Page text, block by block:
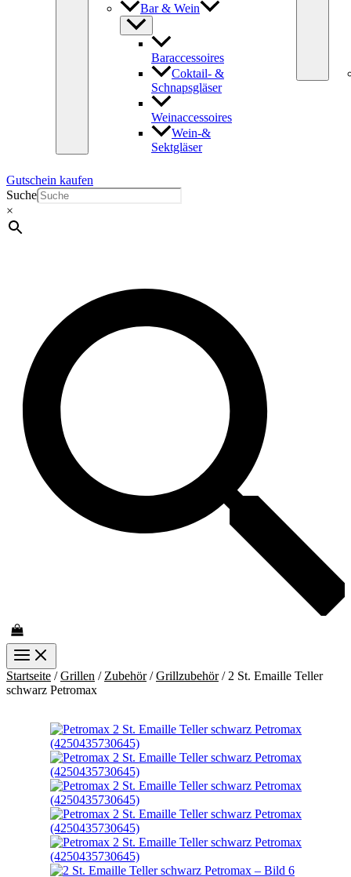
Bar & Wein
Baraccessoires
Coktail- &
Schnapsgläser
Weinaccessoires
Wein-&
Sektgläser
Gutschein kaufen
Suche
×
Startseite /Grillen / Zubehör/Grillzubehör/ 2 St. Emaille Teller
schwarz Petromax